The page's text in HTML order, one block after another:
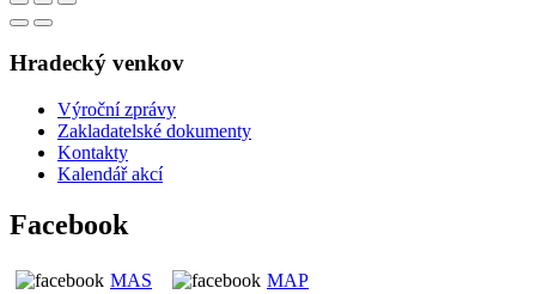
Hradecký venkov
Výroční zprávy
Zakladatelské dokumenty
Kontakty
Kalendář akcí
Facebook
MAS MAP